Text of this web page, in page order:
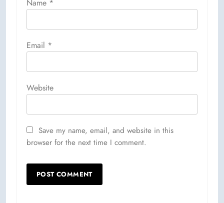
Name *
Email *
Website
Save my name, email, and website in this
browser for the next time I comment.